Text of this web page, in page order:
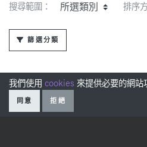
搜尋範圍： 排序
篩選分類
我們使用 cookies 來提供必要的網站
同意 拒絕